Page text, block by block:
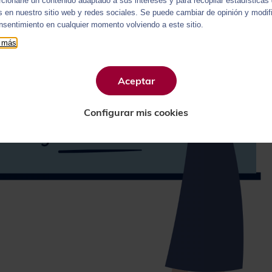
en nuestro sitio web y redes sociales. Se puede cambiar de opinión y
en cualquier momento volviendo a este sitio.
Aceptar
Configurar mis cookies